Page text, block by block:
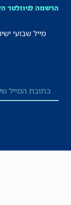
הרשמה לניוזלטר
מייל שבועי